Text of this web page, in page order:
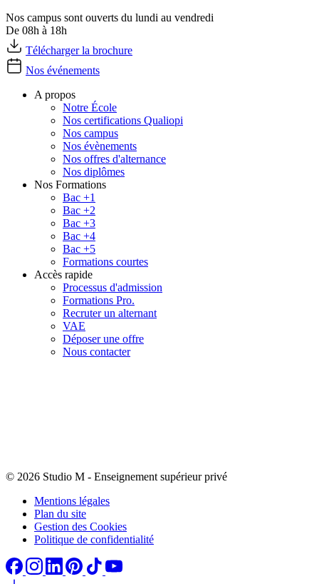
Nos campus sont ouverts du lundi au vendredi
De 08h à 18h
Télécharger la brochure
Nos événements
A propos
Notre École
Nos certifications Qualiopi
Nos campus
Nos évènements
Nos offres d'alternance
Nos diplômes
Nos Formations
Bac +1
Bac +2
Bac +3
Bac +4
Bac +5
Formations courtes
Accès rapide
Processus d'admission
Formations Pro.
Recruter un alternant
VAE
Déposer une offre
Nous contacter
© 2026 Studio M - Enseignement supérieur privé
Mentions légales
Plan du site
Gestion des Cookies
Politique de confidentialité